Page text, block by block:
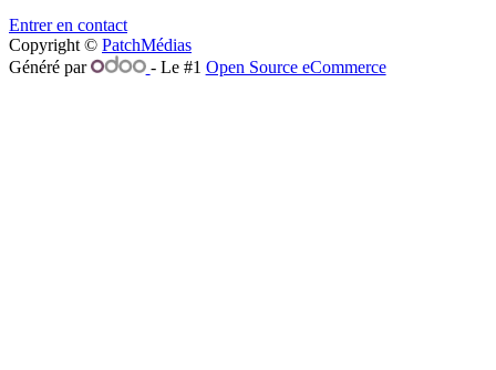
Entrer en contact
Copyright © PatchMédias
Généré par
- Le #1 Open Source eCommerce